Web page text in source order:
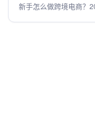
新手怎么做跨境电商？